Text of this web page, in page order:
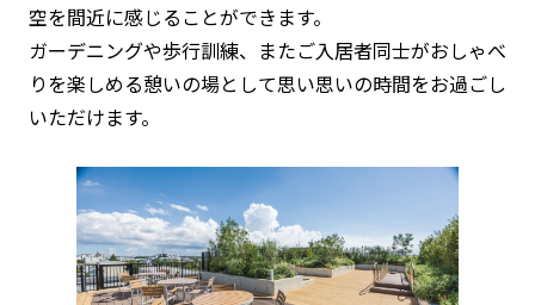
空を間近に感じることができます。
ガーデニングや歩行訓練、またご入居者同士がおしゃべ
りを楽しめる憩いの場として思い思いの時間をお過ごし
いただけます。